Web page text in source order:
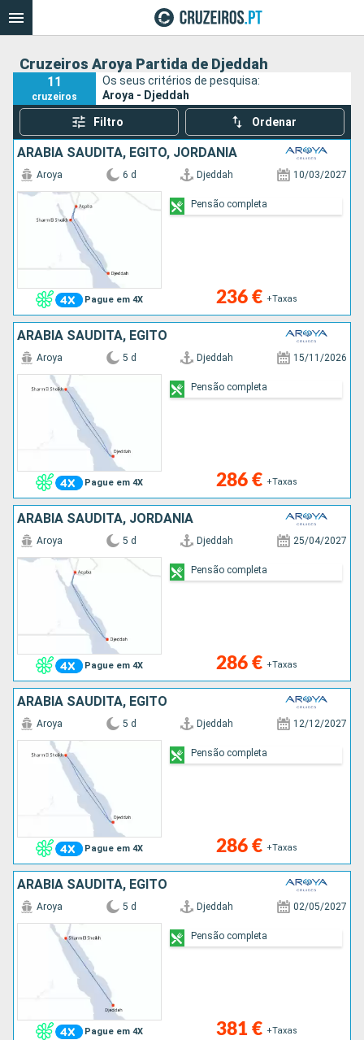
Cruzeiros Aroya Partida de Djeddah
11
cruzeiros
Os seus critérios de pesquisa:
Aroya - Djeddah
Filtro Ordenar
ARABIA SAUDITA, EGITO, JORDÂNIA
Pague em 4X
Aroya 6 d Djeddah 10/03/2027
236 € +Taxas
Pensão completa
ARABIA SAUDITA, EGITO
Pague em 4X
Aroya 5 d Djeddah 15/11/2026
286 € +Taxas
Pensão completa
ARABIA SAUDITA, JORDÂNIA
Pague em 4X
Aroya 5 d Djeddah 25/04/2027
286 € +Taxas
Pensão completa
ARABIA SAUDITA, EGITO
Pague em 4X
Aroya 5 d Djeddah 12/12/2027
286 € +Taxas
Pensão completa
ARABIA SAUDITA, EGITO
Pague em 4X
Aroya 5 d Djeddah 02/05/2027
381 € +Taxas
Pensão completa